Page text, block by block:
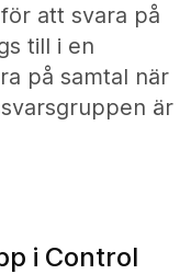
att svara på
till i en
på samtal när
är
i Control